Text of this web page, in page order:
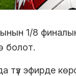
1/8
болот.
эфирде